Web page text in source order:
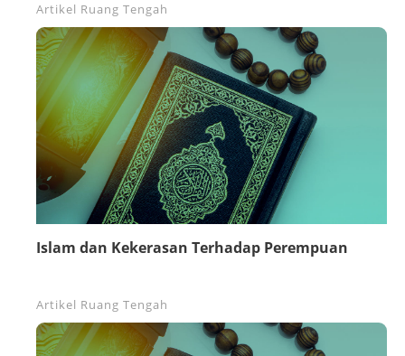
Artikel Ruang Tengah
Islam dan Kekerasan Terhadap Perempuan
Artikel Ruang Tengah